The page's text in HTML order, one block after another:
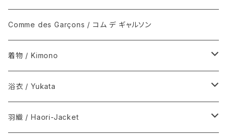
Comme des Garçons / コム デ ギャルソン
着物 / Kimono
木綿(片貝木綿ほか) / Cotton
シルク / Silk
浴衣 / Yukata
新着商品 / New items
羽織 / Haori-Jacket